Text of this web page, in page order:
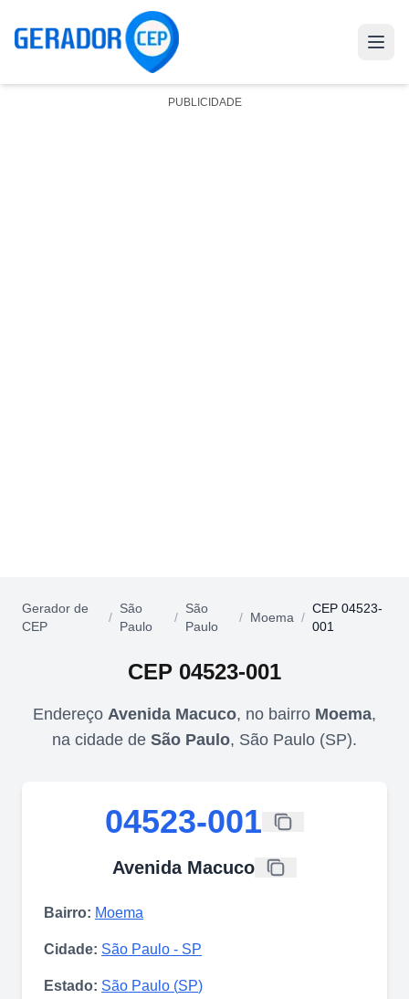
PUBLICIDADE
Gerador de
CEP
/
São
Paulo
/
São
Paulo
/ Moema /
CEP 04523-
001
CEP 04523-001
Endereço Avenida Macuco, no bairro Moema,
na cidade de São Paulo, São Paulo (SP).
04523-001
Avenida Macuco
Bairro: Moema
Cidade: São Paulo - SP
Estado: São Paulo (SP)